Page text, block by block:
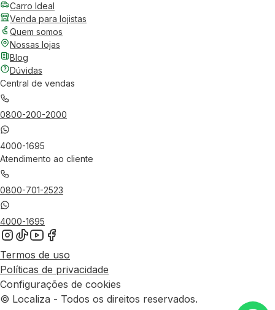
Carro Ideal
Venda para lojistas
Quem somos
Nossas lojas
Blog
Dúvidas
Central de vendas
0800-200-2000
4000-1695
Atendimento ao cliente
0800-701-2523
4000-1695
Termos de uso
Políticas de privacidade
Configurações de cookies
© Localiza - Todos os direitos reservados.